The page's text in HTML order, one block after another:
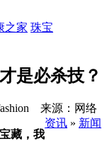
之家 珠宝
是必杀技？
来源：网络
资讯 » 新闻
藏，我